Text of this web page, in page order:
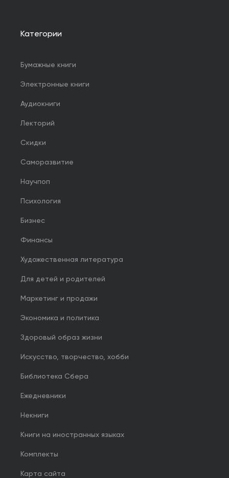
Категории
Бумажные книги
Электронные книги
Аудиокниги
Лекторий
Скидки
Саморазвитие
Научпоп
Психология
Бизнес
Финансы
Художественная литература
Для детей и родителей
Маркетинг и продажи
Экономика и политика
Здоровый образ жизни
Искусство, творчество, хобби
Библиотека Сбера
Ежедневники
Некниги
Книги на иностранных языках
Комплекты
Карта сайта